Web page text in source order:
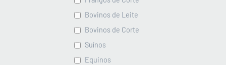
Bovinos de Leite
Bovinos de Corte
Suínos
Equinos